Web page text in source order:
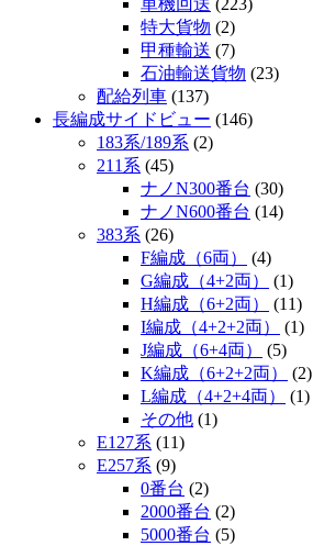
特大貨物 (2)
甲種輸送 (7)
石油輸送貨物 (23)
配給列車 (137)
長編成サイドビュー (146)
183系/189系 (2)
211系 (45)
ナノN300番台 (30)
ナノN600番台 (14)
383系 (26)
F編成（6両）
(4)
G編成（4+2両）
(1)
H編成（6+2両）
(11)
I編成（4+2+2両）
(1)
J編成（6+4両）
(5)
K編成（6+2+2両）
(2)
L編成（4+2+4両）
(1)
その他 (1)
E127系 (11)
E257系 (9)
0番台 (2)
2000番台 (2)
5000番台 (5)